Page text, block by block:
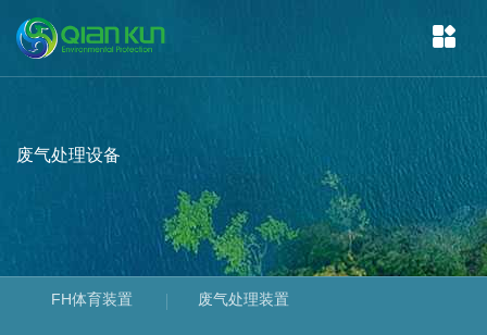
废气处理设备
FH体育装置 废气处理装置